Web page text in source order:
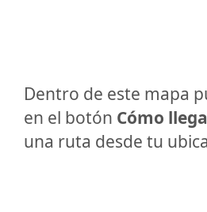
Dentro de este mapa
en el botón Cómo
una ruta desde tu